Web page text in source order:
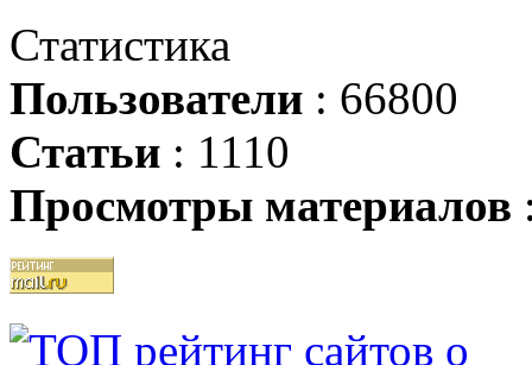
Статистика
Пользователи : 66800
Статьи : 1110
Просмотры материалов